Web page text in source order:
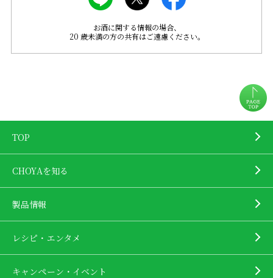
お酒に関する情報の場合、
20 歳未満の方の共有はご遠慮ください。
TOP
CHOYAを知る
製品情報
レシピ・エンタメ
キャンペーン・イベント